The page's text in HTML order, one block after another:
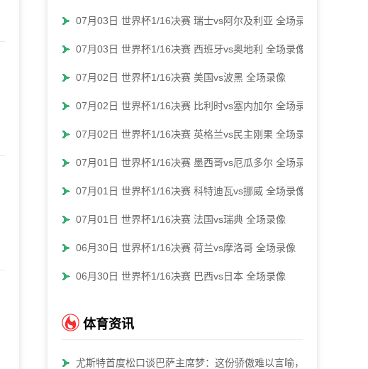
07月03日 世界杯1/16决赛 瑞士vs阿尔及利亚 全场录像
07月03日 世界杯1/16决赛 西班牙vs奥地利 全场录像
07月02日 世界杯1/16决赛 美国vs波黑 全场录像
07月02日 世界杯1/16决赛 比利时vs塞内加尔 全场录像
07月02日 世界杯1/16决赛 英格兰vs民主刚果 全场录像
07月01日 世界杯1/16决赛 墨西哥vs厄瓜多尔 全场录像
07月01日 世界杯1/16决赛 科特迪瓦vs挪威 全场录像
07月01日 世界杯1/16决赛 法国vs瑞典 全场录像
06月30日 世界杯1/16决赛 荷兰vs摩洛哥 全场录像
06月30日 世界杯1/16决赛 巴西vs日本 全场录像
体育资讯
尤斯特首度松口谈巴萨主席梦：这份骄傲难以言喻，但